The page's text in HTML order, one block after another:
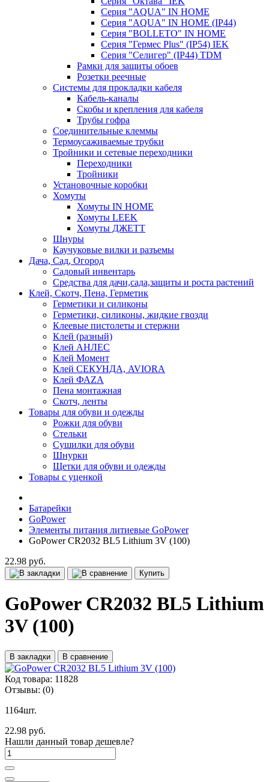
Серия "AQUA" IN HOME
Серия "AQUA" IN HOME (IP44)
Серия "BОLLETO" IN HOME
Серия "Гермес Plus" (IP54) IEK
Серия "Селигер" (IP44) TDM
Рамки для защиты обоев
Розетки реечные
Системы для прокладки кабеля
Кабель-каналы
Скобы и крепления для кабеля
Трубы гофра
Соединительные клеммы
Термоусаживаемые трубки
Тройники и сетевые переходники
Переходники
Тройники
Установочные коробки
Хомуты
Хомуты IN HOME
Хомуты LEEK
Хомуты ДЖЕТТ
Шнуры
Каучуковые вилки и разъемы
Дача, Сад, Огород
Садовый инвентарь
Средства для дачи,сада,защиты и роста растений
Клей, Скотч, Пена, Герметик
Герметики и силиконы
Герметики, силиконы, жидкие гвозди
Клеевые пистолеты и стержни
Клей (разный)
Клей АНЛЕС
Клей Момент
Клей СЕКУНДА, AVIORA
Клей ФАZА
Пена монтажная
Скотч, ленты
Товары для обуви и одежды
Рожки для обуви
Стельки
Сушилки для обуви
Шнурки
Щетки для обуви и одежды
Товары с уценкой
Батарейки
GoPower
Элементы питания литиевые GoPower
GoPower CR2032 BL5 Lithium 3V (100)
22.98 руб.
Купить
GoPower CR2032 BL5 Lithium
3V (100)
В закладки В сравнение
Код товара: 11828
Отзывы: (0)
1164шт.
22.98 руб.
Нашли данный товар дешевле?